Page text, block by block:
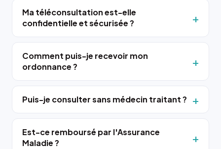
Ma téléconsultation est-elle
confidentielle et sécurisée ?
Comment puis-je recevoir mon
ordonnance ?
Puis-je consulter sans médecin traitant ?
Est-ce remboursé par l'Assurance
Maladie ?